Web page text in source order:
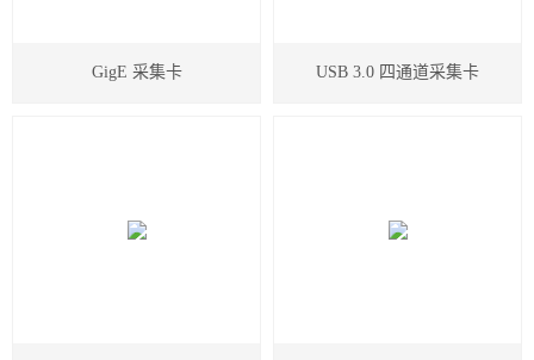
GigE 采集卡 USB 3.0 四通道采集卡